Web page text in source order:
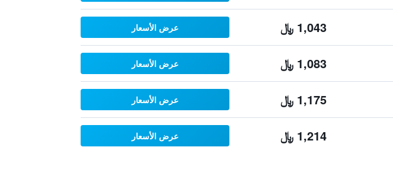
1,043 ﷼ عرض الأسعار
1,083 ﷼ عرض الأسعار
1,175 ﷼ عرض الأسعار
1,214 ﷼ عرض الأسعار